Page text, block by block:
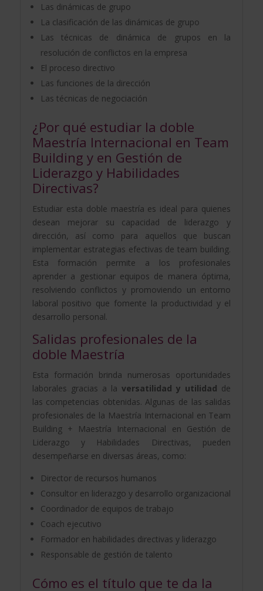
Las dinámicas de grupo
La clasificación de las dinámicas de grupo
Las técnicas de dinámica de grupos en la
resolución de conflictos en la empresa
El proceso directivo
Las funciones de la dirección
Las técnicas de negociación
¿Por qué estudiar la doble
Maestría Internacional en Team
Building y en Gestión de
Liderazgo y Habilidades
Directivas?
Estudiar esta doble maestría es ideal para quienes
desean mejorar su capacidad de liderazgo y
dirección, así como para aquellos que buscan
implementar estrategias efectivas de team building.
Esta formación permite a los profesionales
aprender a gestionar equipos de manera óptima,
resolviendo conflictos y promoviendo un entorno
laboral positivo que fomente la productividad y el
desarrollo personal.
Salidas profesionales de la
doble Maestría
Esta formación brinda numerosas oportunidades
laborales gracias a laversatilidad y utilidad de
las competencias obtenidas. Algunas de las salidas
profesionales de la Maestría Internacional en Team
Building + Maestría Internacional en Gestión de
Liderazgo y Habilidades Directivas, pueden
desempeñarse en diversas áreas, como:
Director de recursos humanos
Consultor en liderazgo y desarrollo organizacional
Coordinador de equipos de trabajo
Coach ejecutivo
Formador en habilidades directivas y liderazgo
Responsable de gestión de talento
Cómo es el título que te da la